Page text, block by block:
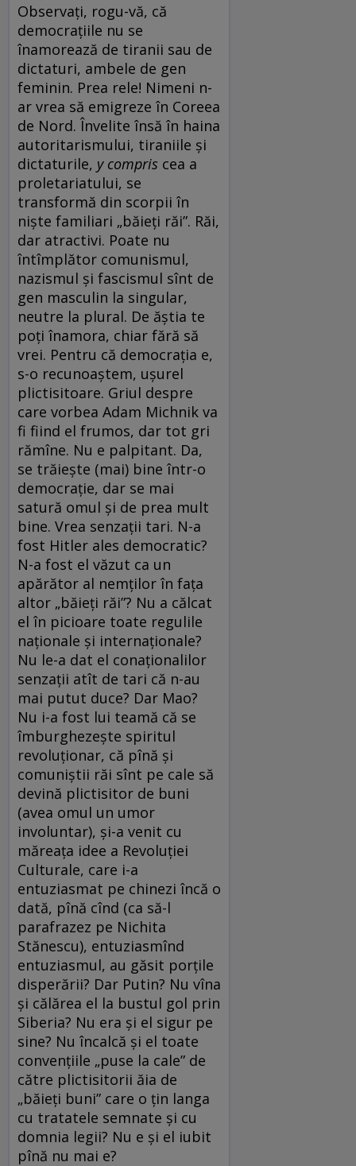
Observați, rogu-vă, că
democrațiile nu se
înamorează de tiranii sau de
dictaturi, ambele de gen
feminin. Prea rele! Nimeni n-
ar vrea să emigreze în Coreea
de Nord. Învelite însă în haina
autoritarismului, tiraniile și
dictaturile, y compris cea a
proletariatului, se
transformă din scorpii în
niște familiari „băieți răi”. Răi,
dar atractivi. Poate nu
întîmplător comunismul,
nazismul și fascismul sînt de
gen masculin la singular,
neutre la plural. De ăștia te
poți înamora, chiar fără să
vrei. Pentru că democrația e,
s-o recunoaștem, ușurel
plictisitoare. Griul despre
care vorbea Adam Michnik va
fi fiind el frumos, dar tot gri
rămîne. Nu e palpitant. Da,
se trăiește (mai) bine într-o
democrație, dar se mai
satură omul și de prea mult
bine. Vrea senzații tari. N-a
fost Hitler ales democratic?
N-a fost el văzut ca un
apărător al nemților în fața
altor „băieți răi”? Nu a călcat
el în picioare toate regulile
naționale și internaționale?
Nu le-a dat el conaționalilor
senzații atît de tari că n-au
mai putut duce? Dar Mao?
Nu i-a fost lui teamă că se
îmburghezește spiritul
revoluționar, că pînă și
comuniștii răi sînt pe cale să
devină plictisitor de buni
(avea omul un umor
involuntar), și-a venit cu
măreața idee a Revoluției
Culturale, care i-a
entuziasmat pe chinezi încă o
dată, pînă cînd (ca să-l
parafrazez pe Nichita
Stănescu), entuziasmînd
entuziasmul, au găsit porțile
disperării? Dar Putin? Nu vîna
și călărea el la bustul gol prin
Siberia? Nu era și el sigur pe
sine? Nu încalcă și el toate
convențiile „puse la cale” de
către plictisitorii ăia de
„băieți buni” care o țin langa
cu tratatele semnate și cu
domnia legii? Nu e și el iubit
pînă nu mai e?